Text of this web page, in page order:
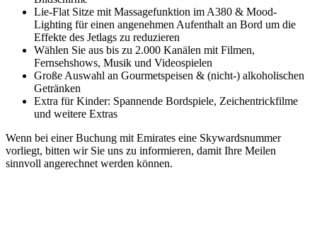
Lie-Flat Sitze mit Massagefunktion im A380 & Mood-
Lighting für einen angenehmen Aufenthalt an Bord um die
Effekte des Jetlags zu reduzieren
Wählen Sie aus bis zu 2.000 Kanälen mit Filmen,
Fernsehshows, Musik und Videospielen
Große Auswahl an Gourmetspeisen & (nicht-) alkoholischen
Getränken
Extra für Kinder: Spannende Bordspiele, Zeichentrickfilme
und weitere Extras
Wenn bei einer Buchung mit Emirates eine Skywardsnummer
vorliegt, bitten wir Sie uns zu informieren, damit Ihre Meilen
sinnvoll angerechnet werden können.